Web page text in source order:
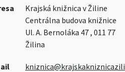
Krajská knižnica v Žiline
Centrálna budova knižnice
Ul. A. Bernoláka 47 , 011 77
Žilina
kniznica@krajskakniznicazili